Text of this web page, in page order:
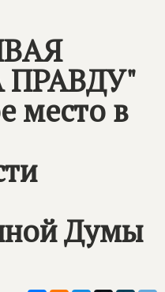
ПРАВДУ"
место в
Думы